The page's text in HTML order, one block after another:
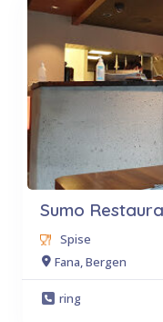
Sumo
Spise
Fana, Bergen
ring